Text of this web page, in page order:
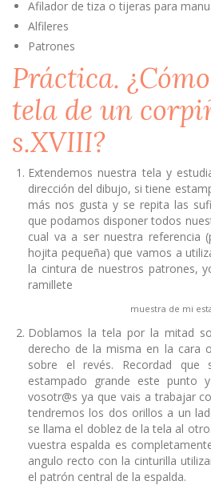
Afilador de tiza o tijeras para
Alfileres
Patrones
Práctica.
tela de un
s.XVIII?
Extendemos nuestra tela y
dirección del dibujo, si tiene
más nos gusta y se repita las
que podamos disponer todos
cual va a ser nuestra referencia
hojita pequeña) que vamos a
la cintura de nuestros patrones,
ramillete
muestra de mi
Doblamos la tela por la mitad
derecho de la misma en la cara
sobre el revés. Recordad
estampado grande este punto
vosotr@s ya que vais a trabajar
tendremos los dos orillos a un
se llama el doblez de la tela al
vuestra espalda es
angulo recto con la cinturilla
el patrón central de la espalda.